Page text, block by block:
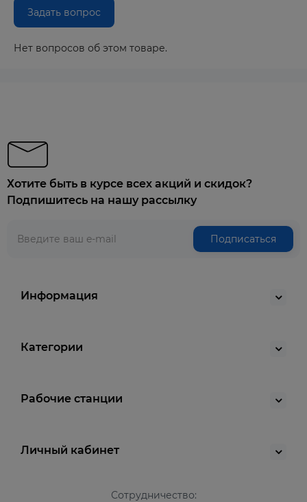
Задать вопрос
Нет вопросов об этом товаре.
Хотите быть в курсе всех акций и скидок?
Подпишитесь на нашу рассылку
Подписаться
Информация
Категории
Рабочие станции
Личный кабинет
Сотрудничество: